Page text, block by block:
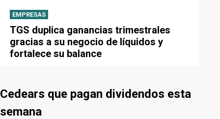
EMPRESAS
TGS duplica ganancias trimestrales
gracias a su negocio de líquidos y
fortalece su balance
Cedears que pagan dividendos esta
semana